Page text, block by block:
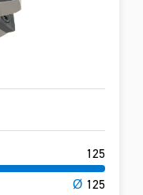
Ø 125
125